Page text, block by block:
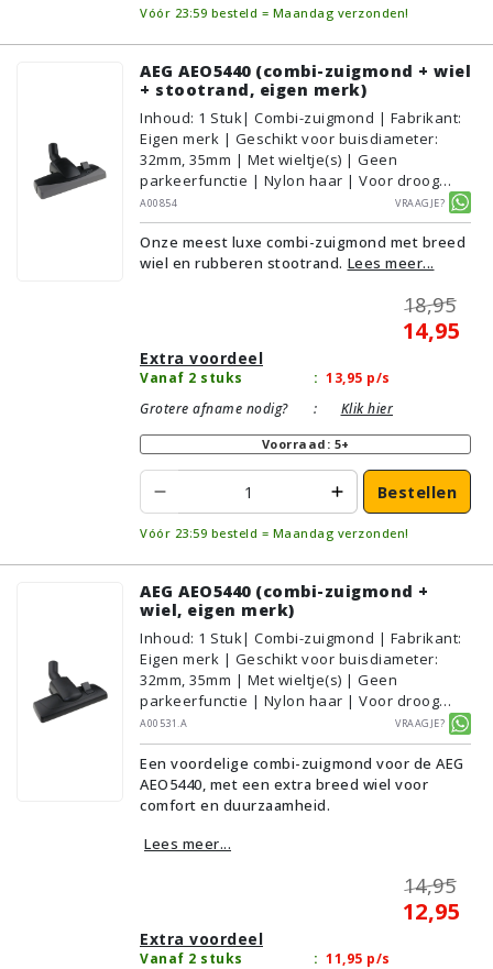
Vóór 23:59 besteld = Maandag verzonden!
AEG AEO5440 (combi-zuigmond + wiel
+ stootrand, eigen merk)
Inhoud: 1 Stuk| Combi-zuigmond | Fabrikant:
Eigen merk | Geschikt voor buisdiameter:
32mm, 35mm | Met wieltje(s) | Geen
parkeerfunctie | Nylon haar | Voor droog
gebruik | Breedte: 28cm | Zonder verlichting |
Zonder kliksysteem | Kleur: Grijs, Zwart |
Alternatief | Geschikt voor vloertype:
Plavuizen/Tegels, Parket/Laminaat,
A00854 Vraagje?
Onze meest luxe combi-zuigmond met breed
wiel en rubberen stootrand. Lees meer...
18,95
14,95
Extra voordeel
Vanaf 2 stuks : 13,95 p/s
Grotere afname nodig?
: Klik hier
Voorraad: 5+
Bestellen
Vóór 23:59 besteld = Maandag verzonden!
AEG AEO5440 (combi-zuigmond +
wiel, eigen merk)
Inhoud: 1 Stuk| Combi-zuigmond | Fabrikant:
Eigen merk | Geschikt voor buisdiameter:
32mm, 35mm | Met wieltje(s) | Geen
parkeerfunctie | Nylon haar | Voor droog
gebruik | Breedte: 28cm | Zonder verlichting |
Zonder kliksysteem | Zwart | Alternatief |
Geschikt voor vloertype: Plavuizen/Tegels,
Parket/Laminaat, PVC/Vinyl,
Tapijt/Vloerbedekking
A00531.A Vraagje?
Een voordelige combi-zuigmond voor de AEG
AEO5440, met een extra breed wiel voor
comfort en duurzaamheid.
Lees meer...
14,95
12,95
Extra voordeel
Vanaf 2 stuks : 11,95 p/s